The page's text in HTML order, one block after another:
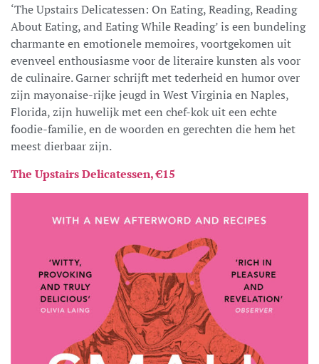
‘The Upstairs Delicatessen: On Eating, Reading, Reading
About Eating, and Eating While Reading’ is een bundeling
charmante en emotionele memoires, voortgekomen uit
evenveel enthousiasme voor de literaire kunsten als voor
de culinaire. Garner schrijft met tederheid en humor over
zijn mayonaise-rijke jeugd in West Virginia en Naples,
Florida, zijn huwelijk met een chef-kok uit een echte
foodie-familie, en de woorden en gerechten die hem het
meest dierbaar zijn.
The Upstairs Delicatessen, €15